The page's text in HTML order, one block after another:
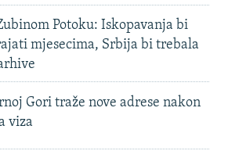
Potoku: Iskopavanja bi
mjesecima, Srbija bi trebala
Gori traže nove adrese nakon
viza